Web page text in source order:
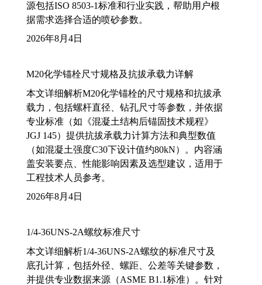
源包括ISO 8503-1标准和行业实践，帮助用户根
据需求选择合适的喷砂参数。
2026年8月4日
M20化学锚栓尺寸规格及抗拔承载力详解
本文详细解析M20化学锚栓的尺寸规格和抗拔承
载力，包括螺杆直径、钻孔尺寸等参数，并依据
专业标准（如《混凝土结构后锚固技术规程》
JGJ 145）提供抗拔承载力计算方法和典型数值
（如混凝土强度C30下设计值约80kN）。内容涵
盖安装要点、性能影响因素及选型建议，适用于
工程技术人员参考。
2026年8月4日
1/4-36UNS-2A螺纹标准尺寸
本文详细解析1/4-36UNS-2A螺纹的标准尺寸及
底孔计算，包括外径、螺距、公差等关键参数，
并提供专业数据来源（ASME B1.1标准）。针对